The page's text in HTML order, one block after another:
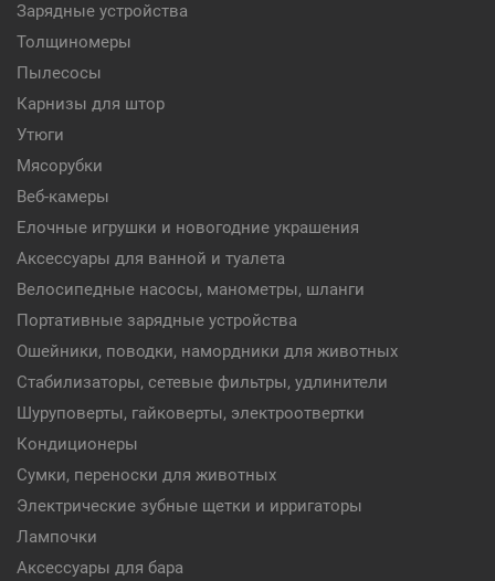
Зарядные устройства
Толщиномеры
Пылесосы
Карнизы для штор
Утюги
Мясорубки
Веб-камеры
Елочные игрушки и новогодние украшения
Аксессуары для ванной и туалета
Велосипедные насосы, манометры, шланги
Портативные зарядные устройства
Ошейники, поводки, намордники для животных
Стабилизаторы, сетевые фильтры, удлинители
Шуруповерты, гайковерты, электроотвертки
Кондиционеры
Сумки, переноски для животных
Электрические зубные щетки и ирригаторы
Лампочки
Аксессуары для бара